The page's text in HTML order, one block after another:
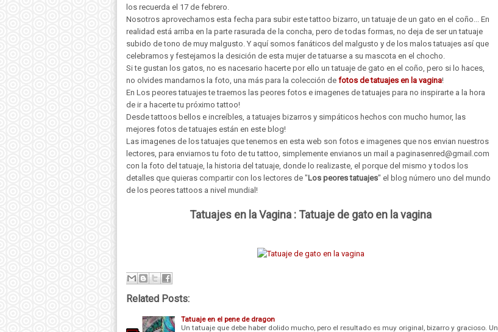
los recuerda el 17 de febrero.
Nosotros aprovechamos esta fecha para subir este tattoo bizarro, un tatuaje de un gato en el coño... En
realidad está arriba en la parte rasurada de la concha, pero de todas formas, no deja de ser un tatuaje
subido de tono de muy malgusto. Y aquí somos fanáticos del malgusto y de los malos tatuajes así que
celebramos y festejamos la desición de esta mujer de tatuarse a su mascota en el chocho.
Si te gustan los gatos, no es nacesario hacerte por ello un tatuaje de gato en el coño, pero si lo haces,
no olvides mandarnos la foto, una más para la colección de fotos de tatuajes en la vagina!
En Los peores tatuajes te traemos las peores fotos e imagenes de tatuajes para no inspirarte a la hora
de ir a hacerte tu próximo tattoo!
Desde tattoos bellos e increíbles, a tatuajes bizarros y simpáticos hechos con mucho humor, las
mejores fotos de tatuajes están en este blog!
Las imagenes de los tatuajes que tenemos en esta web son fotos e imagenes que nos envian nuestros
lectores, para enviarnos tu foto de tu tattoo, simplemente envianos un mail a paginasenred@gmail.com
con la foto del tatuaje, la historia del tatuaje, donde lo realizaste, el porque del mismo y todos los
detalles que quieras compartir con los lectores de "Los peores tatuajes" el blog número uno del mundo
de los peores tattoos a nivel mundial!
Tatuajes en la Vagina : Tatuaje de gato en la vagina
Related Posts:
Tatuaje en el pene de dragon
Un tatuaje que debe haber dolido mucho, pero el resultado es muy original, bizarro y gracioso. Un